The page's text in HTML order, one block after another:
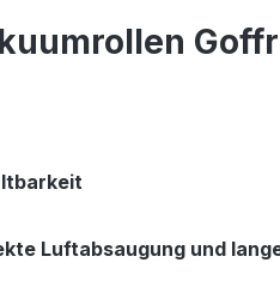
Luftabsaugung und